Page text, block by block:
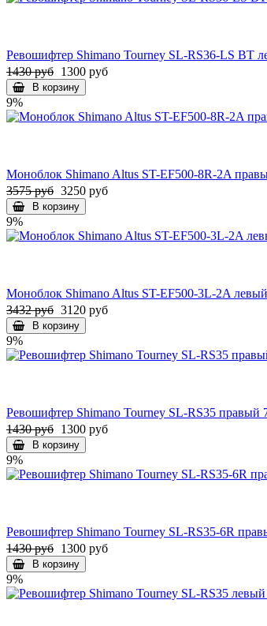
Ревошифтер Shimano Tourney SL-RS36-LS BT
1430 руб 1300 руб
В корзину
9%
Моноблок Shimano Altus ST-EF500-8R-2A
3575 руб 3250 руб
В корзину
9%
Моноблок Shimano Altus ST-EF500-3L-2A левый
3432 руб 3120 руб
В корзину
9%
Ревошифтер Shimano Tourney SL-RS35 правый
1430 руб 1300 руб
В корзину
9%
Ревошифтер Shimano Tourney SL-RS35-6R
1430 руб 1300 руб
В корзину
9%